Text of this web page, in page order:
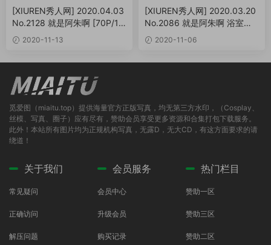
[XIUREN秀人网] 2020.04.03
No.2128 就是阿朱啊 [70P/15
4MB]2020-11-13
[XIUREN秀人网] 2020.03.20
No.2086 就是阿朱啊 浴室嘿
丝写真[91P/195MB]
2020-11-06
觅爱图（miaitu.top）提供海量官方正版写真，均无第三方水印，（Cosplay、
丝模、写真、圈子）应有尽有，赞助会员享受更多资源和合集打包下载服务。
此外！本站所有图片均为正规机构写真，无露D，无大CD，有这方面要求的请
绕道！
关于我们
常见疑问
正确访问
解压问题
会员服务
会员中心
升级会员
购买记录
热门栏目
赞助一区
赞助三区
赞助二区